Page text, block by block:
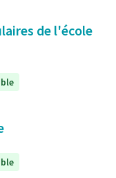
de l'école